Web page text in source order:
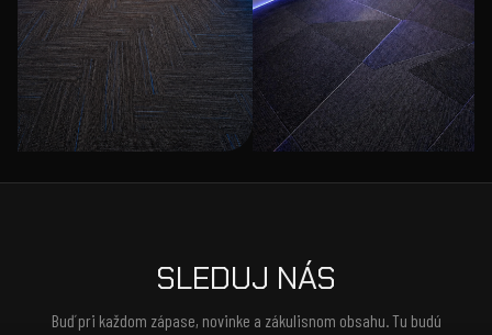
SLEDUJ NÁS
Buď pri každom zápase, novinke a zákulisnom obsahu. Tu budú